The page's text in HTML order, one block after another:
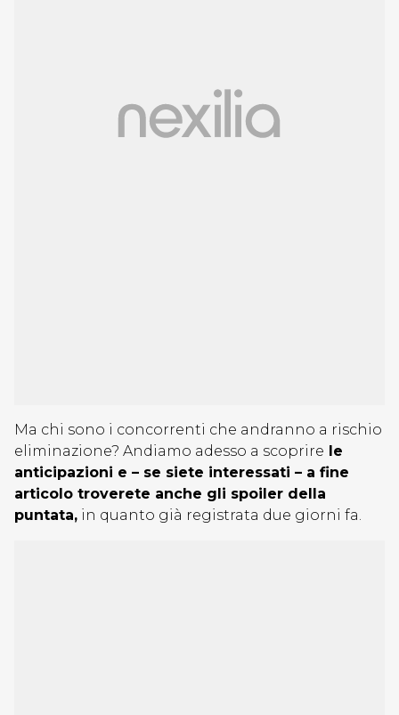
Ma chi sono i concorrenti che andranno a rischio
eliminazione? Andiamo adesso a scoprire le
anticipazioni e – se siete interessati – a fine
articolo troverete anche gli spoiler della
puntata, in quanto già registrata due giorni fa.